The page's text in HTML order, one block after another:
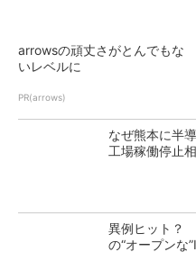
arrowsの頑丈さがとんでもな
いレベルに
PR(arrows)
なぜ熊本に半
工場稼働停止
異例ヒット？
の“オープンな